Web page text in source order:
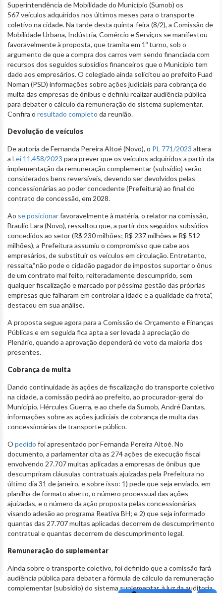
Superintendência de Mobilidade do Município (Sumob) os
567 veículos adquiridos nos últimos meses para o transporte
coletivo na cidade. Na tarde desta quinta-feira (8/2), a Comissão de
Mobilidade Urbana, Indústria, Comércio e Serviços se manifestou
favoravelmente à proposta, que tramita em 1º turno, sob o
argumento de que a compra dos carros vem sendo financiada com
recursos dos seguidos subsídios financeiros que o Município tem
dado aos empresários. O colegiado ainda solicitou ao prefeito Fuad
Noman (PSD) informações sobre ações judiciais para cobrança de
multa das empresas de ônibus e definiu realizar audiência pública
para debater o cálculo da remuneração do sistema suplementar.
Confira o resultado completo da reunião.
Devolução de veículos
De autoria de Fernanda Pereira Altoé (Novo), o PL 771/2023 altera
a Lei 11.458/2023 para prever que os veículos adquiridos a partir da
implementação da remuneração complementar (subsídio) serão
considerados bens reversíveis, devendo ser devolvidos pelas
concessionárias ao poder concedente (Prefeitura) ao final do
contrato de concessão, em 2028.
Ao se posicionarfavoravelmente à matéria, o relator na comissão,
Braulio Lara (Novo), ressaltou que, a partir dos seguidos subsídios
concedidos ao setor (R$ 230 milhões; R$ 237 milhões e R$ 512
milhões), a Prefeitura assumiu o compromisso que cabe aos
empresários, de substituir os veículos em circulação. Entretanto,
ressalta,“não pode o cidadão pagador de impostos suportar o ônus
de um contrato mal feito, reiteradamente descumprido, sem
qualquer fiscalização e marcado por péssima gestão das próprias
empresas que falharam em controlar a idade e a qualidade da frota”,
destacou em sua análise.
A proposta segue agora para a Comissão de Orçamento e Finanças
Públicas e em seguida fica apta a ser levada à apreciação do
Plenário, quando a aprovação dependerá do voto da maioria dos
presentes.
Cobrança de multa
Dando continuidade às ações de fiscalização do transporte coletivo
na cidade, a comissão pedirá ao prefeito, ao procurador-geral do
Município, Hércules Guerra, e ao chefe da Sumob, André Dantas,
informações sobre as ações judiciais de cobrança de multa das
concessionárias de transporte público.
O pedido foi apresentado por Fernanda Pereira Altoé. No
documento, a parlamentar cita as 274 ações de execução fiscal
envolvendo 27.707 multas aplicadas a empresas de ônibus que
descumpriram cláusulas contratuais ajuizadas pela Prefeitura no
último dia 31 de janeiro, e sobre isso: 1) pede que seja enviado, em
planilha de formato aberto, o número processual das ações
ajuizadas, e o número da ação proposta pelas concessionárias
visando adesão ao programa Reativa BH; e 2) que seja informado
quantas das 27.707 multas aplicadas decorrem de descumprimento
contratual e quantas decorrem de descumprimento legal.
Remuneração do suplementar
Ainda sobre o transporte coletivo, foi definido que a comissão fará
audiência pública para debater a fórmula de cálculo da remuneração
complementar (subsídio) do sistema suplementar, à luz da auditoria